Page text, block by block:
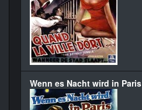
Wenn es Nacht wird in Paris